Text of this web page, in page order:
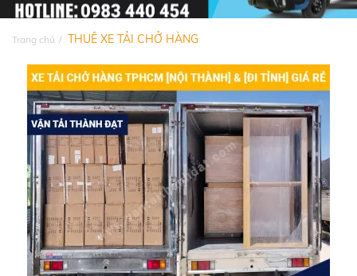
Trang chủ THUÊ XE TẢI CHỞ HÀNG